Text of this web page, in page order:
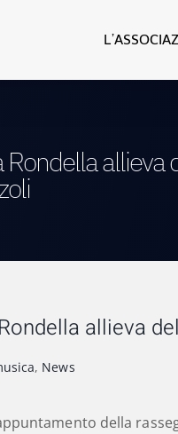
Rondella allieva
allieva
, News
della